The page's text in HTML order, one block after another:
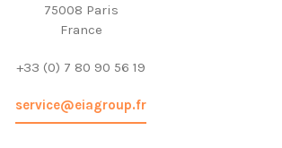
75008 Paris
France
+33 (0) 7 80 90 56 19
service@eiagroup.fr